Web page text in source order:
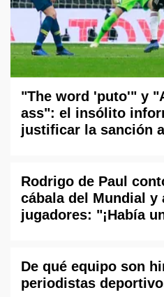
"The word 'puto'" y
ass": el insólito
justificar la sanción
Rodrigo de Paul
cábala del Mundial y
jugadores: "¡Había
De qué equipo son
periodistas